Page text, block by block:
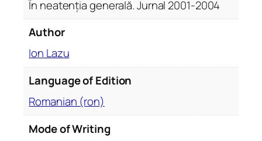
e
l
În neatenția generală. Jurnal 2001-2004
Author
Ion Lazu
Language of Edition
Romanian (ron)
Mode of Writing